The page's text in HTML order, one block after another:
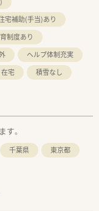
宅補助(手当)あり
制度あり
ヘルプ体制充実
在宅 積雪なし
す。
千葉県
東京都